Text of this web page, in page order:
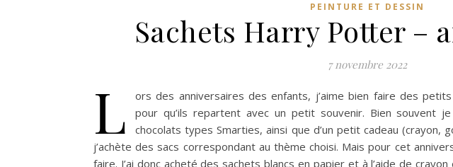
PEINTURE ET DESSIN
Sachets Harry Potter –
7 novembre 2022
L
ors des anniversaires des enfants, j’aime bien faire des
pour qu’ils repartent avec un petit souvenir. Bien souvent
chocolats types Smarties, ainsi que d’un petit cadeau (crayon,
j’achète des sacs correspondant au thème choisi. Mais pour cet
faire. J’ai donc acheté des sachets blancs en papier et à l’aide de